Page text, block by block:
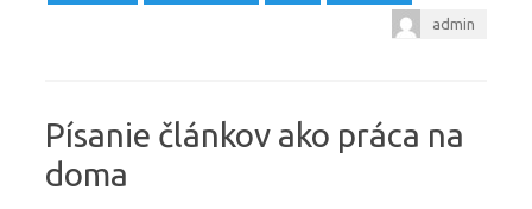
admin
Písanie článkov ako práca na
doma